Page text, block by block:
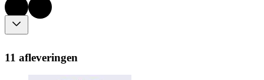
11 afleveringen